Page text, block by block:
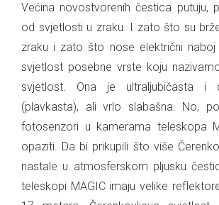
Većina novostvorenih čestica putuju,
od svjetlosti u zraku. I zato što su
zraku i zato što nose električni naboj
svjetlost posebne vrste koju
svjetlost. Ona je ultraljubičasta i
(plavkasta), ali vrlo slabašna. No,
fotosenzori u kamerama teleskopa
opaziti. Da bi prikupili što više
nastale u atmosferskom pljusku
teleskopi MAGIC imaju velike